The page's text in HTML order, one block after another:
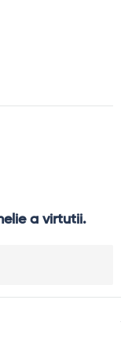
a virtutii.